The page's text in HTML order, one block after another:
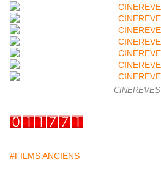
CINEREVES
#FILMS ANCIENS